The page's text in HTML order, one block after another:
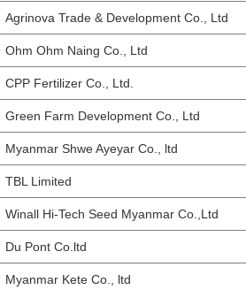
Agrinova Trade & Development Co., Ltd
Ohm Ohm Naing Co., Ltd
CPP Fertilizer Co., Ltd.
Green Farm Development Co., Ltd
Myanmar Shwe Ayeyar Co., ltd
TBL Limited
Winall Hi-Tech Seed Myanmar Co.,Ltd
Du Pont Co.ltd
Myanmar Kete Co., ltd